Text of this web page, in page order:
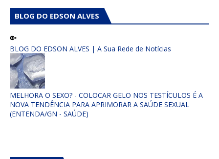
BLOG DO EDSON ALVES
BLOG DO EDSON ALVES | A Sua Rede de Notícias
MELHORA O SEXO? - COLOCAR GELO NOS TESTÍCULOS É A
NOVA TENDÊNCIA PARA APRIMORAR A SAÚDE SEXUAL
(ENTENDA/GN - SAÚDE)